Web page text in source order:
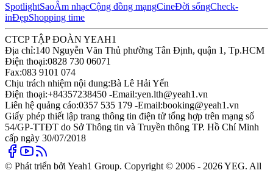
SpotlightSaoÂm nhạcCộng đồng mạngCineĐời sốngCheck-
inĐẹpShopping time
CTCP TẬP ĐOÀN YEAH1
Địa chỉ:140 Nguyễn Văn Thủ phường Tân Định, quận 1, Tp.HCM
Điện thoại:0828 730 06071
Fax:083 9101 074
Chịu trách nhiệm nội dung:Bà Lê Hải Yến
Điện thoại:+84357238450 -Email:yen.lth@yeah1.vn
Liên hệ quảng cáo:0357 535 179 -Email:booking@yeah1.vn
Giấy phép thiết lập trang thông tin điện tử tổng hợp trên mạng số
54/GP-TTĐT do Sở Thông tin và Truyền thông TP. Hồ Chí Minh
cấp ngày 30/07/2018
© Phát triển bởi Yeah1 Group. Copyright © 2006 - 2026 YEG. All